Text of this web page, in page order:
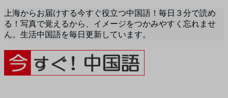
上海からお届けする今すぐ役立つ中国語！毎日３分で読め
る！写真で覚えるから、イメージをつかみやすく忘れませ
ん。生活中国語を毎日更新しています。